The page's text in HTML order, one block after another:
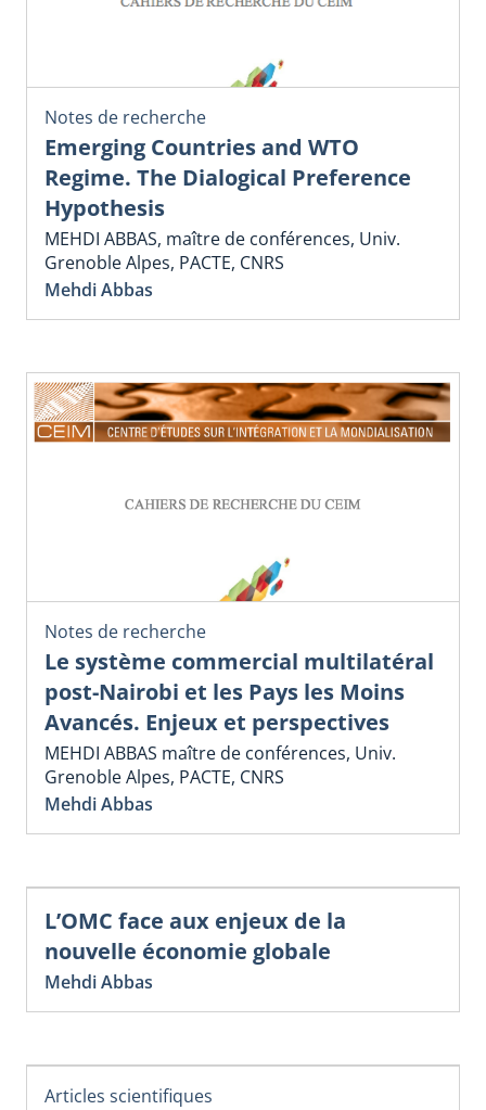
Notes de recherche
Emerging Countries and WTO
Regime. The Dialogical Preference
Hypothesis
MEHDI ABBAS, maître de conférences, Univ.
Grenoble Alpes, PACTE, CNRS
Mehdi Abbas
Notes de recherche
Le système commercial multilatéral
post-Nairobi et les Pays les Moins
Avancés. Enjeux et perspectives
MEHDI ABBAS maître de conférences, Univ.
Grenoble Alpes, PACTE, CNRS
Mehdi Abbas
L’OMC face aux enjeux de la
nouvelle économie globale
Mehdi Abbas
Articles scientifiques